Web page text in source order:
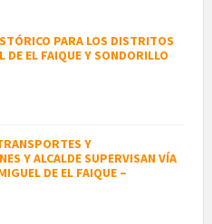
PARA LOS DISTRITOS
DE EL FAIQUE Y SONDORILLO
Y
Y ALCALDE SUPERVISAN VÍA
DE EL FAIQUE –